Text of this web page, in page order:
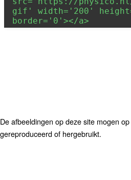
De afbeeldingen op deze site mogen
gereproduceerd of hergebruikt.